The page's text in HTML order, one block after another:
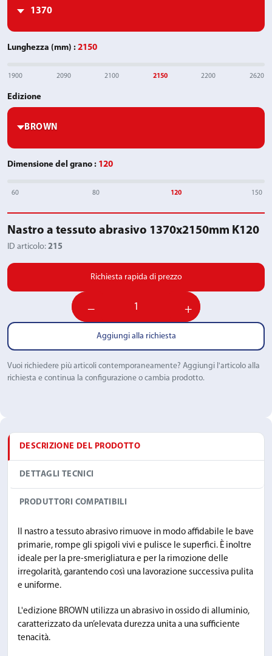
DESCRIZIONE DEL PRODOTTO
DETTAGLI TECNICI
PRODUTTORI COMPATIBILI
Il nastro a tessuto abrasivo rimuove in modo affidabile le bave
primarie, rompe gli spigoli vivi e pulisce le superfici. È inoltre
ideale per la pre-smerigliatura e per la rimozione delle
irregolarità, garantendo così una lavorazione successiva pulita
e uniforme.
L'edizione BROWN utilizza un abrasivo in ossido di alluminio,
caratterizzato da un’elevata durezza unita a una sufficiente
tenacità.
Lunghezza (mm) : 2150
1900 2090 2100 2150 2200 2620
Edizione
Dimensione del grano : 120
60 80 120 150
Nastro a tessuto abrasivo 1370x2150mm K120
ID articolo: 215
Richiesta rapida di prezzo
− +
Aggiungi alla richiesta
Vuoi richiedere più articoli contemporaneamente? Aggiungi l'articolo alla
richiesta e continua la configurazione o cambia prodotto.